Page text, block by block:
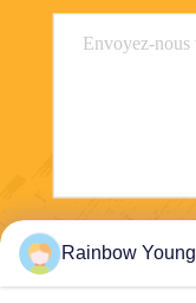
Rainbow Young